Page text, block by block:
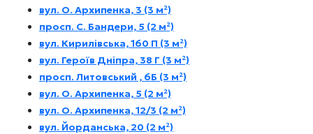
вул. О. Архипенка, 3 (3 м²)
просп. С. Бандери, 5 (2 м²)
вул. Кирилівська, 160 П (3 м²)
вул. Героїв Дніпра, 38 Г (3 м²)
просп. Литовський , 6Б (3 м²)
вул. О. Архипенка, 5 (2 м²)
вул. О. Архипенка, 12/3 (2 м²)
вул. Йорданська, 20 (2 м²)